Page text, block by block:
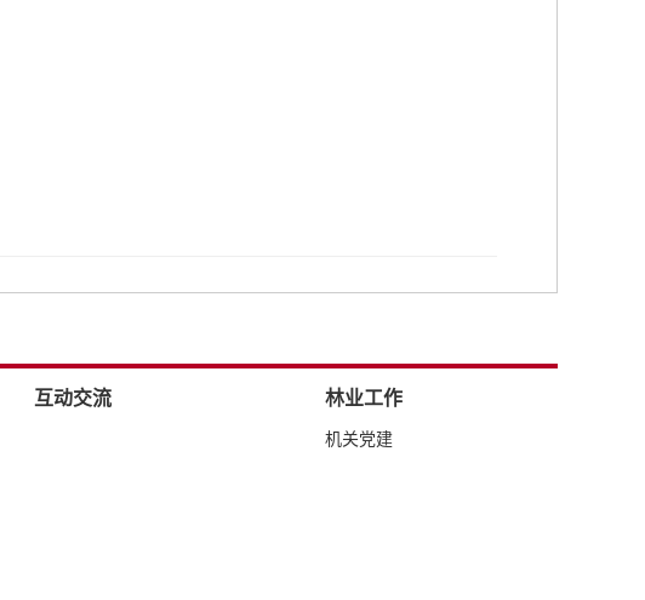
互动交流 林业工作
机关党建